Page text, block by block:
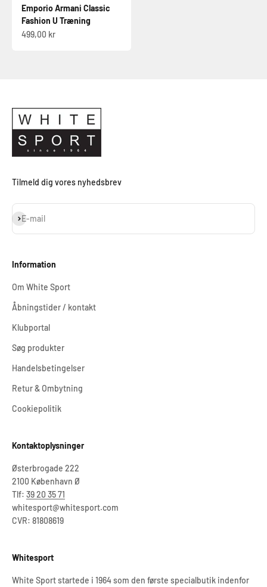
Emporio Armani Classic
Fashion U Træning
Salgspris
499,00 kr
Tilmeld dig vores nyhedsbrev
E-mail
Abonnér
Information
Om White Sport
Åbningstider / kontakt
Klubportal
Søg produkter
Handelsbetingelser
Retur & Ombytning
Cookiepolitik
Kontaktoplysninger
Østerbrogade 222
2100 København Ø
Tlf: 39 20 35 71
whitesport@whitesport.com
CVR: 81808619
Whitesport
White Sport startede i 1964 som den første specialbutik indenfor